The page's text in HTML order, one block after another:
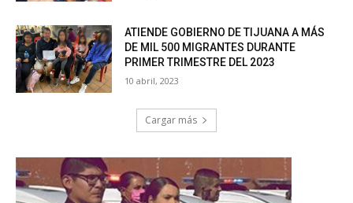
ATIENDE GOBIERNO DE TIJUANA A MÁS
DE MIL 500 MIGRANTES DURANTE
PRIMER TRIMESTRE DEL 2023
10 abril, 2023
Cargar más